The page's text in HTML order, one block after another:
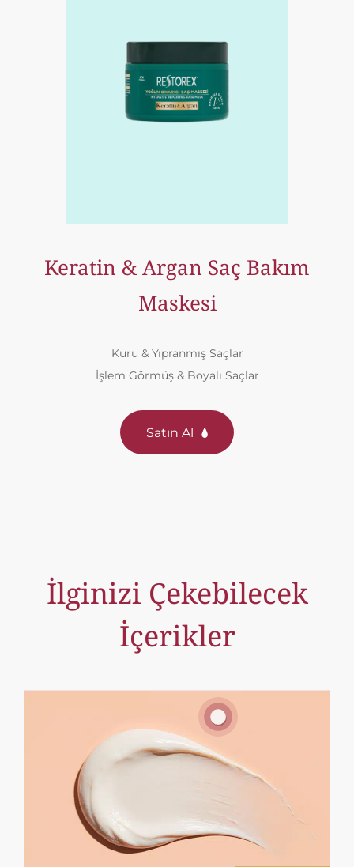
Keratin & Argan Saç Bakım
Maskesi
Kuru & Yıpranmış Saçlar
İşlem Görmüş & Boyalı Saçlar
Satın Al
İlginizi Çekebilecek
İçerikler